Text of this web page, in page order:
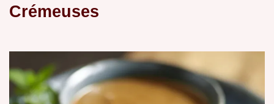
Crémeuses